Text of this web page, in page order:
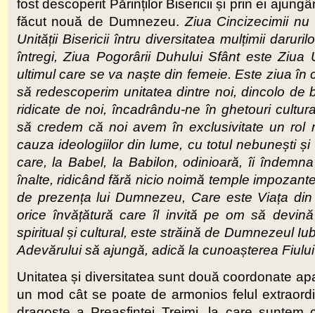
fost descoperit Părinților Bisericii și prin ei
făcut nouă de Dumnezeu. Ziua Cincizecimii
Unității Bisericii întru diversitatea mulțimii
întregi, Ziua Pogorârii Duhului Sfânt este
ultimul care se va naște din femeie. Este ziua
să redescoperim unitatea dintre noi, dincolo de
ridicate de noi, încadrându-ne în ghetouri
să credem că noi avem în exclusivitate un rol
cauza ideologiilor din lume, cu totul nebunești
care, la Babel, la Babilon, odinioară, îi
înalte, ridicând fără nicio noimă temple
de prezența lui Dumnezeu, Care este Viața
orice învățătură care îl invită pe om să
spiritual și cultural, este străină de Dumnezeul
Adevărului să ajungă, adică la cunoașterea
Unitatea și diversitatea sunt două coordonate
un mod cât se poate de armonios felul